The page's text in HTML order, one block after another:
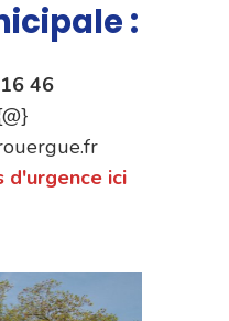
:
46
d'urgence ici